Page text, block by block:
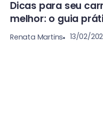
Dicas para seu
melhor: o guia
Renata Martins 13/02/